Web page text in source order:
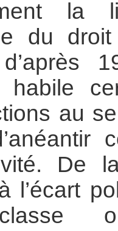
la
du
habile
au
De
l’écart